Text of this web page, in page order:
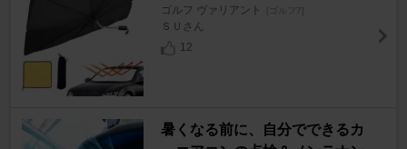
ゴルフ ヴァリアント [ゴルフ7]
ＳＵさん
12
暑くなる前に、自分でできるカ